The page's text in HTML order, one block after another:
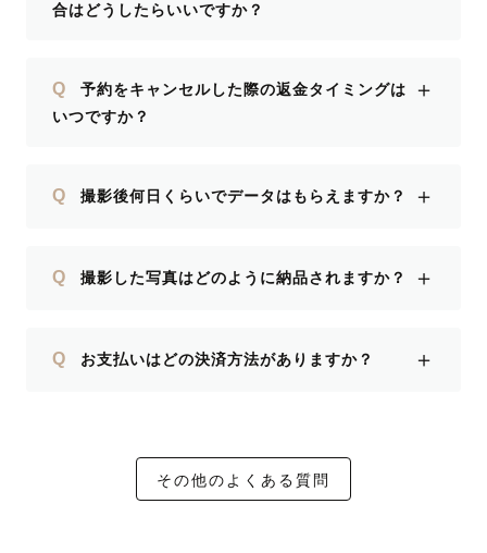
合はどうしたらいいですか？
Q
予約をキャンセルした際の返金タイミングは
いつですか？
＋
Q 撮影後何日くらいでデータはもらえますか？ ＋
Q 撮影した写真はどのように納品されますか？ ＋
Q お支払いはどの決済方法がありますか？ ＋
その他のよくある質問